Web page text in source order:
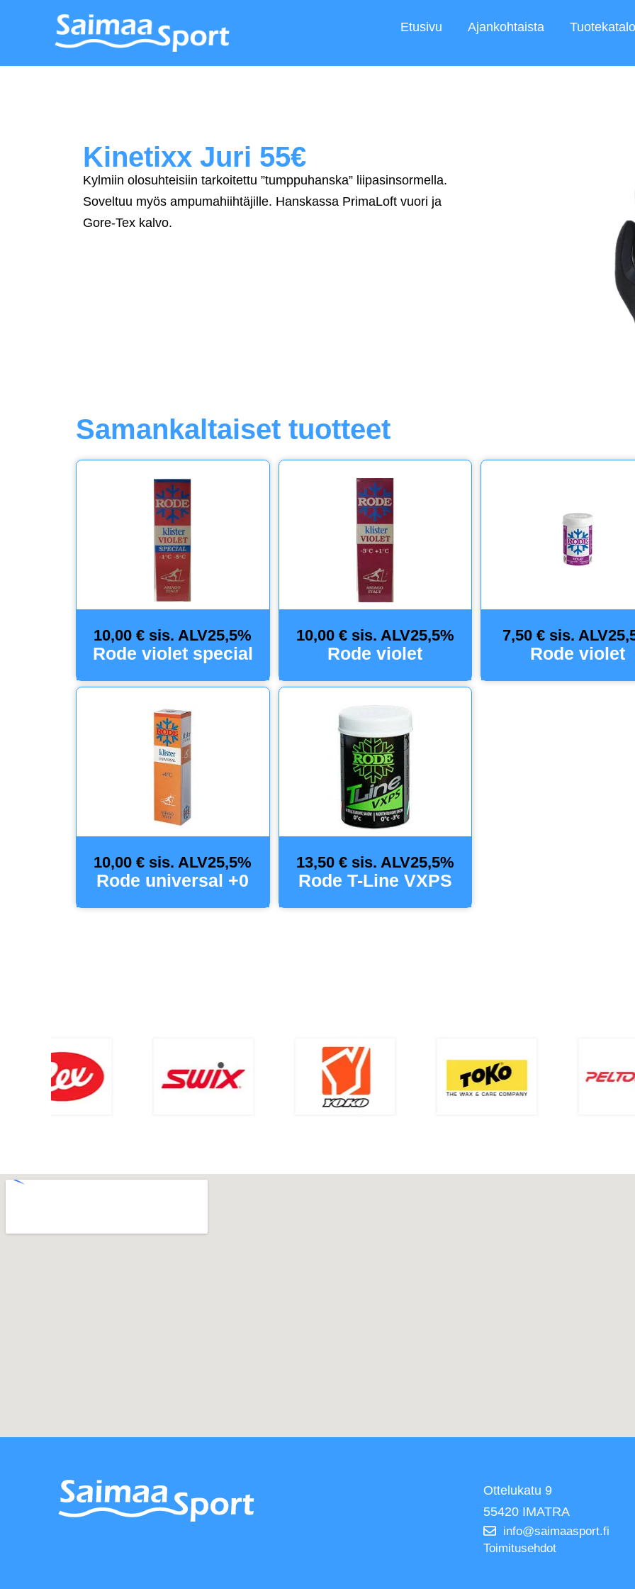
Etusivu Ajankohtaista
Kinetixx Juri 55€
Kylmiin olosuhteisiin tarkoitettu ”tumppuhanska” liipasinsormella.
Soveltuu myös ampumahiihtäjille. Hanskassa PrimaLoft vuori ja
Gore-Tex kalvo.
Samankaltaiset tuotteet
10,00 € sis. ALV25,5%
Rode violet special
10,00 € sis. ALV25,5%
Rode violet
7,50 € sis.
Rode violet
10,00 € sis. ALV25,5%
Rode universal +0
13,50 € sis. ALV25,5%
Rode T-Line VXPS
Ottelukatu 9
55420 IMATRA
info@saimaasport.fi
Toimitusehdot